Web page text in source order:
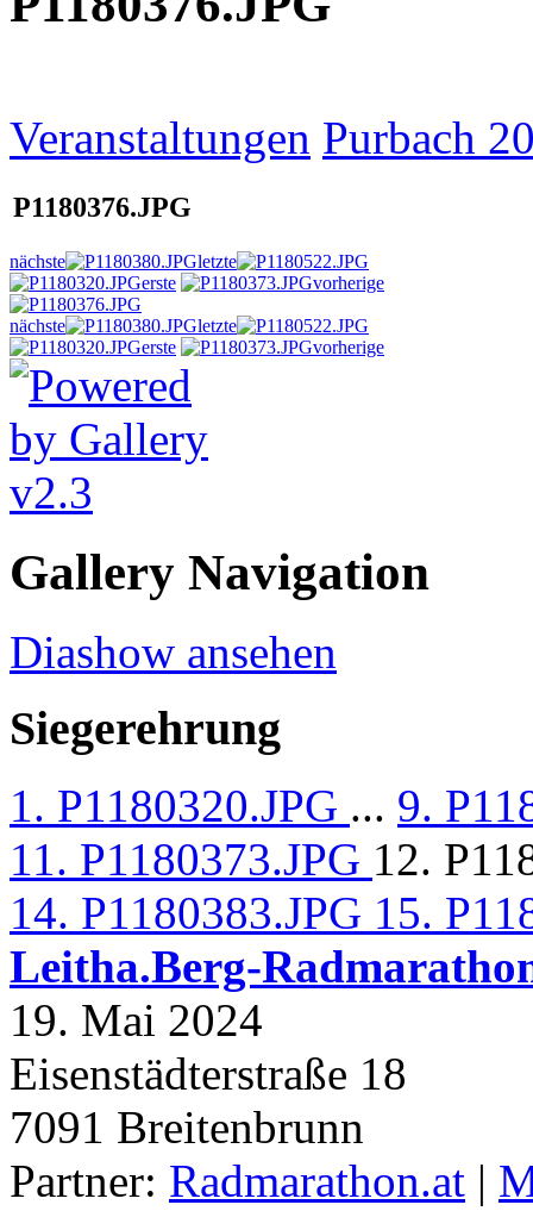
Veranstaltungen Purbach
P1180376.JPG
nächste
letzte
erste
vorherige
nächste
letzte
erste
vorherige
Gallery Navigation
Diashow ansehen
Siegerehrung
1. P1180320.JPG ... 9.
11. P1180373.JPG 12.
14. P1180383.JPG 15.
Leitha.Berg-
19. Mai 2024
Eisenstädterstraße 18
7091 Breitenbrunn
Partner: Radmarathon.at |